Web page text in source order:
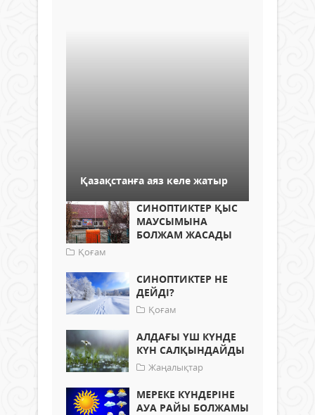
Қазақстанға аяз келе жатыр
СИНОПТИКТЕР ҚЫС
МАУСЫМЫНА
БОЛЖАМ ЖАСАДЫ
Қоғам
СИНОПТИКТЕР НЕ
ДЕЙДІ?
Қоғам
АЛДАҒЫ ҮШ КҮНДЕ
КҮН САЛҚЫНДАЙДЫ
Жаңалықтар
МЕРЕКЕ КҮНДЕРІНЕ
АУА РАЙЫ БОЛЖАМЫ